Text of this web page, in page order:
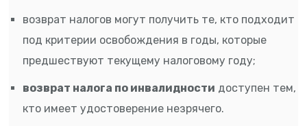
возврат налогов могут получить те, кто подходит
под критерии освобождения в годы, которые
предшествуют текущему налоговому году;
возврат налога по инвалидности доступен тем,
кто имеет удостоверение незрячего.